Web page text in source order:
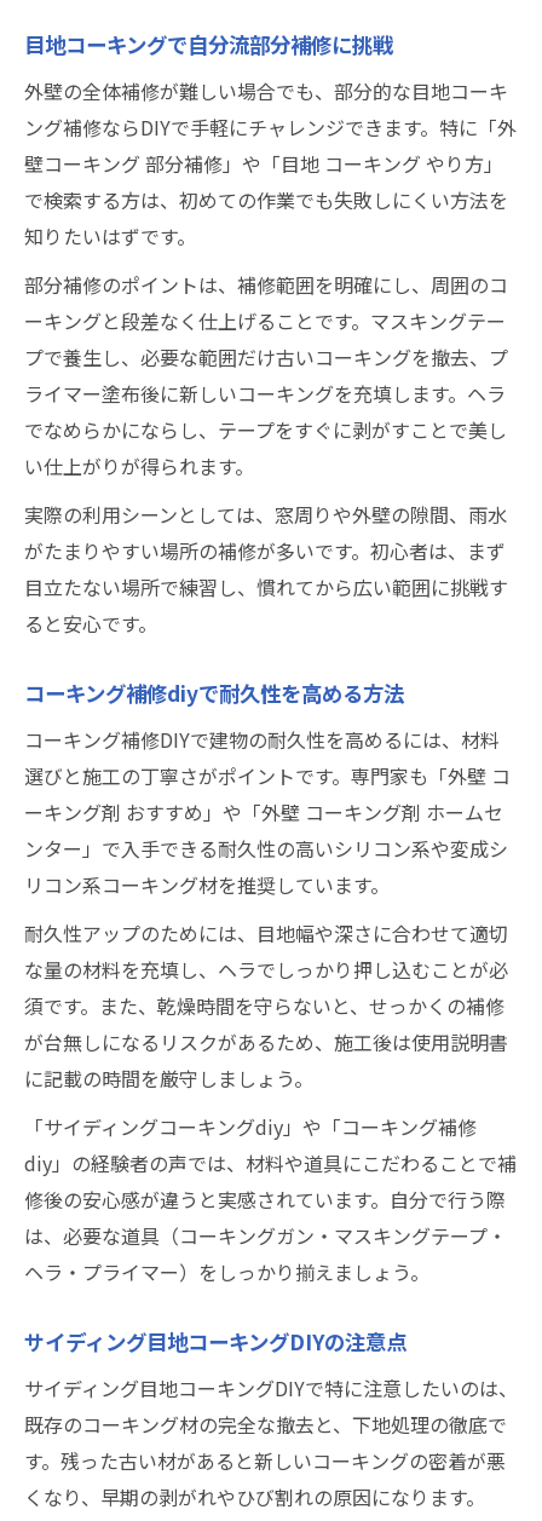
目地コーキングで自分流部分補修に挑戦
外壁の全体補修が難しい場合でも、部分的な目地コーキ
ング補修ならDIYで手軽にチャレンジできます。特に「外
壁コーキング 部分補修」や「目地 コーキング やり方」
で検索する方は、初めての作業でも失敗しにくい方法を
知りたいはずです。
部分補修のポイントは、補修範囲を明確にし、周囲のコ
ーキングと段差なく仕上げることです。マスキングテー
プで養生し、必要な範囲だけ古いコーキングを撤去、プ
ライマー塗布後に新しいコーキングを充填します。ヘラ
でなめらかにならし、テープをすぐに剥がすことで美し
い仕上がりが得られます。
実際の利用シーンとしては、窓周りや外壁の隙間、雨水
がたまりやすい場所の補修が多いです。初心者は、まず
目立たない場所で練習し、慣れてから広い範囲に挑戦す
ると安心です。
コーキング補修diyで耐久性を高める方法
コーキング補修DIYで建物の耐久性を高めるには、材料
選びと施工の丁寧さがポイントです。専門家も「外壁 コ
ーキング剤 おすすめ」や「外壁 コーキング剤 ホームセ
ンター」で入手できる耐久性の高いシリコン系や変成シ
リコン系コーキング材を推奨しています。
耐久性アップのためには、目地幅や深さに合わせて適切
な量の材料を充填し、ヘラでしっかり押し込むことが必
須です。また、乾燥時間を守らないと、せっかくの補修
が台無しになるリスクがあるため、施工後は使用説明書
に記載の時間を厳守しましょう。
「サイディングコーキングdiy」や「コーキング補修
diy」の経験者の声では、材料や道具にこだわることで補
修後の安心感が違うと実感されています。自分で行う際
は、必要な道具（コーキングガン・マスキングテープ・
ヘラ・プライマー）をしっかり揃えましょう。
サイディング目地コーキングDIYの注意点
サイディング目地コーキングDIYで特に注意したいのは、
既存のコーキング材の完全な撤去と、下地処理の徹底で
す。残った古い材があると新しいコーキングの密着が悪
くなり、早期の剥がれやひび割れの原因になります。